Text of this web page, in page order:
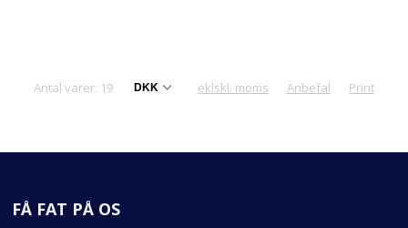
Antal varer: 19 eklskl. moms Anbefal Print
FÅ FAT PÅ OS